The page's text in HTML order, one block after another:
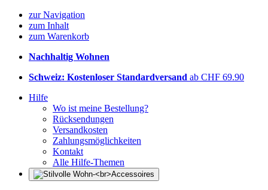
zur Navigation
zum Inhalt
zum Warenkorb
Nachhaltig Wohnen
Schweiz: Kostenloser Standardversand ab CHF 69.90
Hilfe
Wo ist meine Bestellung?
Rücksendungen
Versandkosten
Zahlungsmöglichkeiten
Kontakt
Alle Hilfe-Themen